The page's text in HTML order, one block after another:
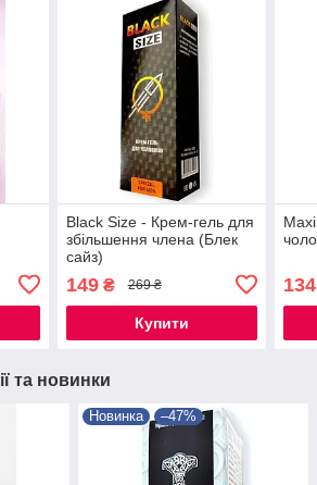
Black Size - Крем-гель для
збільшення члена (Блек
сайз)
149₴ 269 ₴
Купити
134
та новинки
Новинка –47%